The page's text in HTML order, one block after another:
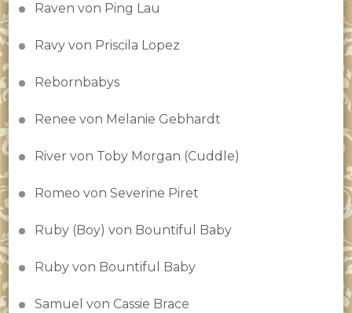
Raven von Ping Lau
Ravy von Priscila Lopez
Rebornbabys
Renee von Melanie Gebhardt
River von Toby Morgan (Cuddle)
Romeo von Severine Piret
Ruby (Boy) von Bountiful Baby
Ruby von Bountiful Baby
Samuel von Cassie Brace